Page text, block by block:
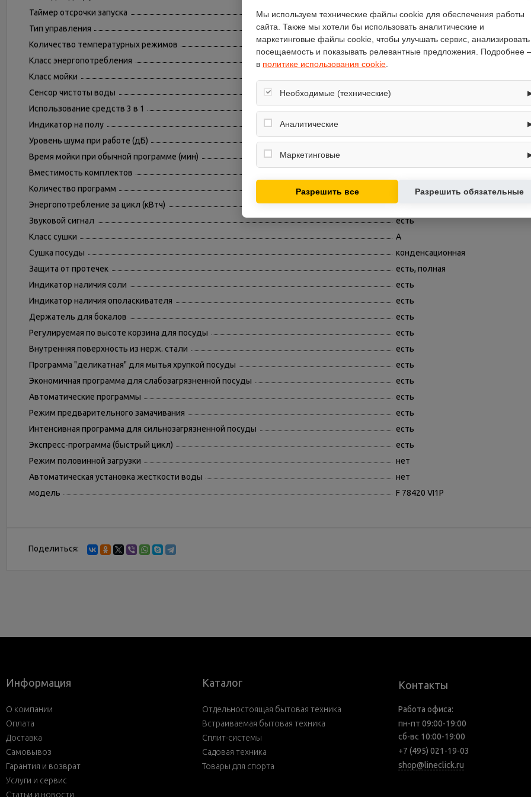
Таймер отсрочки запуска
есть, от 1 до 24 часов
Тип управления
электронное
Количество температурных режимов
4
Класс энергопотребления
Класс мойки
Сенсор чистоты воды
Использование средств 3 в 1
есть
Индикатор на полу
Уровень шума при работе (дБ)
45
Время мойки при обычной программе (мин)
Вместимость комплектов
Количество программ
Энергопотребление за цикл (кВтч)
0.7
Звуковой сигнал
есть
Класс сушки
A
Сушка посуды
конденсационная
Защита от протечек
есть, полная
Индикатор наличия соли
есть
Индикатор наличия ополаскивателя
есть
Держатель для бокалов
есть
Регулируемая по высоте корзина для посуды
есть
Внутренняя поверхность из нерж. стали
есть
Программа "деликатная" для мытья хрупкой посуды
есть
Экономичная программа для слабозагрязненной посуды
есть
Автоматические программы
есть
Режим предварительного замачивания
есть
Интенсивная программа для сильнозагрязненной посуды
есть
Экспресс-программа (быстрый цикл)
есть
Режим половинной загрузки
нет
Автоматическая установка жесткости воды
нет
модель
F 78420 VI1P
Поделиться:
Информация
О компании
Оплата
Доставка
Самовывоз
Гарантия и возврат
Услуги и сервис
Статьи и новости
Каталог
Отдельностоящая бытовая техника
Встраиваемая бытовая техника
Сплит-системы
Садовая техника
Товары для спорта
Контакты
Работа офиса:
пн-пт 09:00-19:00
сб-вс 10:00-19:00
+7 (495) 021-19-03
shop@lineclick.ru
Мы используем технические файлы cookie для обеспечения работы
сайта. Также мы хотели бы использовать аналитические и
маркетинговые файлы cookie, чтобы улучшать сервис, анализировать
посещаемость и показывать релевантные предложения. Подробнее
в политике использования cookie
Необходимые (технические)
Обеспечивают корректную работу сайта: оформление заказа, корзина,
вход в личный кабинет. Без них основные функции могут быть
Аналитические
Собирают обезличенную информацию о посещениях и использовании
сайта (например, счётчики аналитики), помогают улучшать интерфейс и
Маркетинговые
Разрешить все Разрешить обязательные